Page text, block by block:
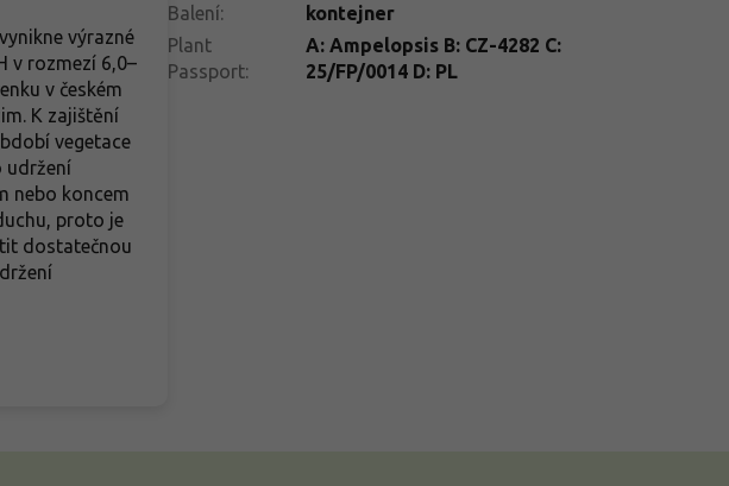
výrazné
v rozmezí 6,0–
v českém
K zajištění
vegetace
udržení
nebo koncem
proto je
dostatečnou
Balení:
kontejner
Plant
Passport:
A: Ampelopsis B: CZ-4282 C:
25/FP/0014 D: PL